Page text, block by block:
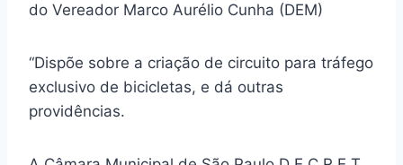
do Vereador Marco Aurélio Cunha (DEM)
“Dispõe sobre a criação de circuito para tráfego
exclusivo de bicicletas, e dá outras
providências.